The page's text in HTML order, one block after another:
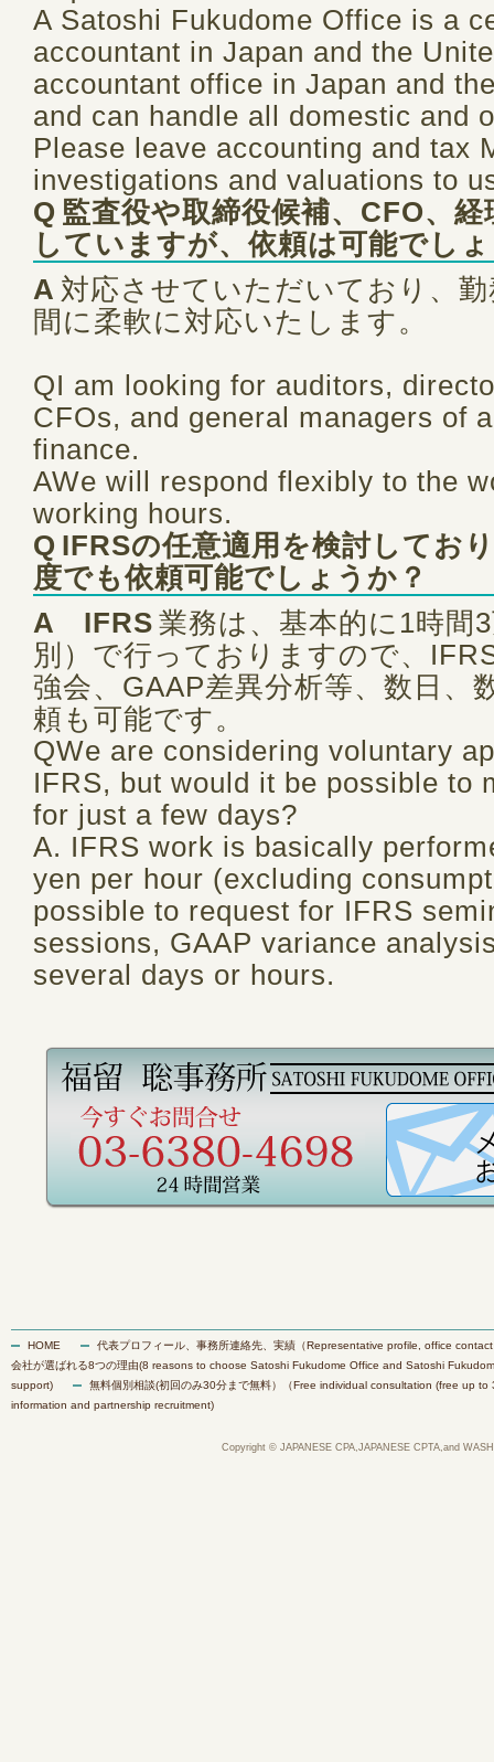
A Satoshi Fukudome Office is a
accountant in Japan and the
accountant office in Japan and
and can handle all domestic and
Please leave accounting and tax
investigations and valuations to
Q 監査役や取締役候補、CFO、
していますが、依頼は可能でし
A 対応させていただいており、
間に柔軟に対応いたします。
QI am looking for auditors,
CFOs, and general managers of
finance.
AWe will respond flexibly to the
working hours.
Q IFRSの任意適用を検討してお
度でも依頼可能でしょうか？
A IFRS 業務は、基本的に1時間
別）で行っておりますので、
強会、GAAP差異分析等、数日、
頼も可能です。
QWe are considering voluntary
IFRS, but would it be possible to
for just a few days?
A. IFRS work is basically
yen per hour (excluding
possible to request for IFRS
sessions, GAAP variance
several days or hours.
HOME
代表プロフィール、事務所連絡先、実績（Representative profile, office
会社が選ばれる8つの理由(8 reasons to choose Satoshi Fukudome Office and Satoshi
support)
無料個別相談(初回のみ30分まで無料）（Free individual consultation (free up
information and partnership recruitment)
Copyright © JAPANESE CPA,JAPANESE CPTA,and